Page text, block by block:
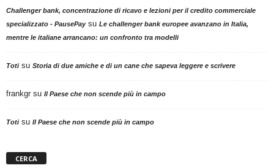
Challenger bank, concentrazione di ricavo e lezioni per il credito commerciale
specializzato - PausePaysu Le challenger bank europee avanzano in Italia,
mentre le italiane arrancano: un confronto tra modelli
Totisu Storia di due amiche e di un cane che sapeva leggere e scrivere
frankgr su Il Paese che non scende più in campo
Totisu Il Paese che non scende più in campo
CERCA